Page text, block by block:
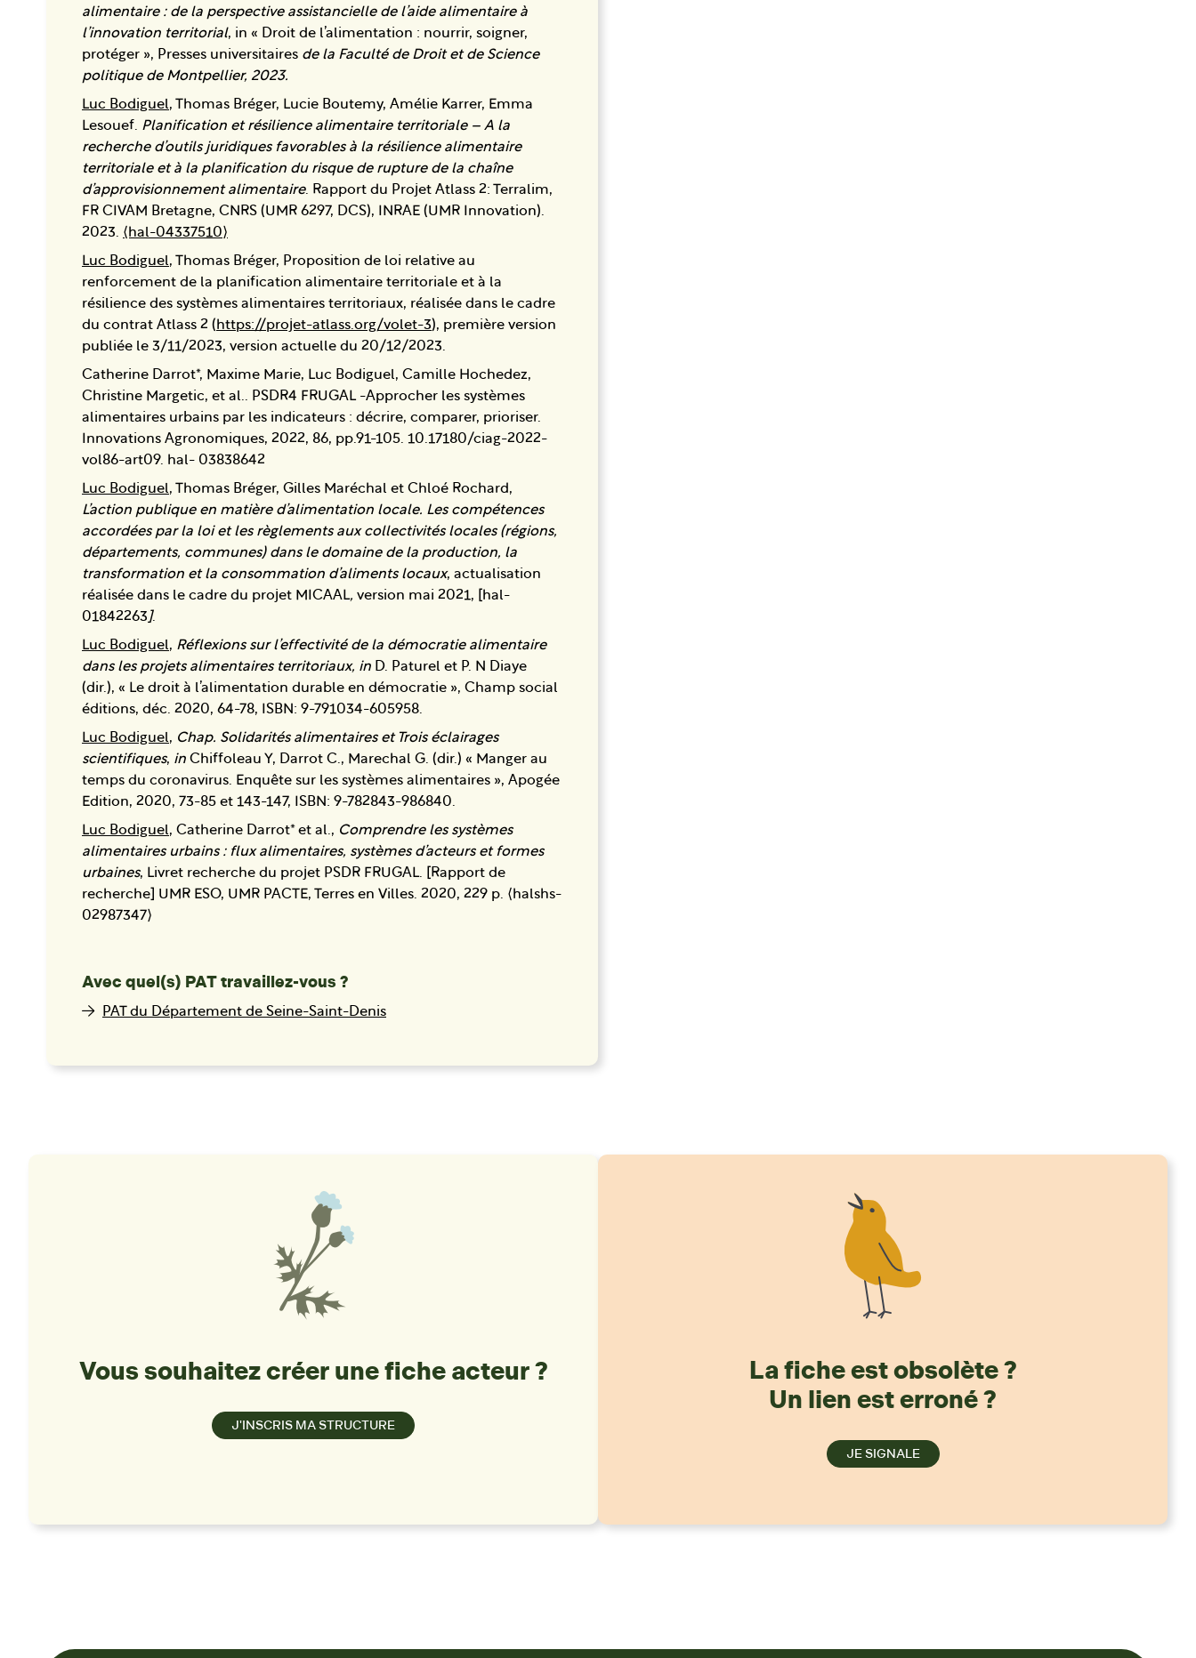
alimentaire : de la perspective assistancielle de l’aide alimentaire à
l’innovation territorial, in « Droit de l’alimentation : nourrir, soigner,
protéger », Presses universitaires de la Faculté de Droit et de Science
politique de Montpellier, 2023.
Luc Bodiguel, Thomas Bréger, Lucie Boutemy, Amélie Karrer, Emma
Lesouef. Planification et résilience alimentaire territoriale – A la
recherche d’outils juridiques favorables à la résilience alimentaire
territoriale et à la planification du risque de rupture de la chaîne
d’approvisionnement alimentaire. Rapport du Projet Atlass 2: Terralim,
FR CIVAM Bretagne, CNRS (UMR 6297, DCS), INRAE (UMR Innovation).
2023. ⟨hal-04337510⟩
Luc Bodiguel, Thomas Bréger, Proposition de loi relative au
renforcement de la planification alimentaire territoriale et à la
résilience des systèmes alimentaires territoriaux, réalisée dans le cadre
du contrat Atlass 2 (https://projet-atlass.org/volet-3), première version
publiée le 3/11/2023, version actuelle du 20/12/2023.
Catherine Darrot*, Maxime Marie, Luc Bodiguel, Camille Hochedez,
Christine Margetic, et al.. PSDR4 FRUGAL -Approcher les systèmes
alimentaires urbains par les indicateurs : décrire, comparer, prioriser.
Innovations Agronomiques, 2022, 86, pp.91-105. ‌10.17180/ciag-2022-
vol86-art09‌. ‌hal- 03838642‌
Luc Bodiguel, Thomas Bréger, Gilles Maréchal et Chloé Rochard,
L’action publique en matière d’alimentation locale. Les compétences
accordées par la loi et les règlements aux collectivités locales (régions,
départements, communes) dans le domaine de la production, la
transformation et la consommation d’aliments locaux, actualisation
réalisée dans le cadre du projet MICAAL, version mai 2021, [hal-
01842263].
Luc Bodiguel, Réflexions sur l’effectivité de la démocratie alimentaire
dans les projets alimentaires territoriaux, in D. Paturel et P. N Diaye
(dir.), « Le droit à l’alimentation durable en démocratie », Champ social
éditions, déc. 2020, 64-78, ISBN: 9-791034-605958.
Luc Bodiguel, Chap. Solidarités alimentaires et Trois éclairages
scientifiques, in Chiffoleau Y, Darrot C., Marechal G. (dir.) « Manger au
temps du coronavirus. Enquête sur les systèmes alimentaires », Apogée
Edition, 2020, 73-85 et 143-147, ISBN: 9-782843-986840.
Luc Bodiguel, Catherine Darrot* et al., Comprendre les systèmes
alimentaires urbains : flux alimentaires, systèmes d’acteurs et formes
urbaines, Livret recherche du projet PSDR FRUGAL. [Rapport de
recherche] UMR ESO, UMR PACTE, Terres en Villes. 2020, 229 p. ⟨halshs-
02987347⟩
Avec quel(s) PAT travaillez-vous ?
PAT du Département de Seine-Saint-Denis
Vous souhaitez créer une fiche acteur ?
J'INSCRIS MA STRUCTURE
La fiche est obsolète ?
Un lien est erroné ?
JE SIGNALE